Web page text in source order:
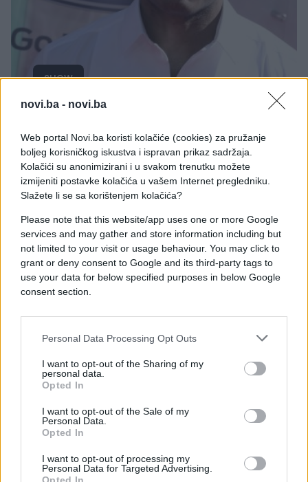
novi.ba - novi.ba
Web portal Novi.ba koristi kolačiće (cookies) za pružanje
boljeg korisničkog iskustva i ispravan prikaz sadržaja.
Kolačići su anonimizirani i u svakom trenutku možete
izmijeniti postavke kolačića u vašem Internet pregledniku.
Slažete li se sa korištenjem kolačića?
Please note that this website/app uses one or more Google
services and may gather and store information including but
not limited to your visit or usage behaviour. You may click to
grant or deny consent to Google and its third-party tags to
use your data for below specified purposes in below Google
consent section.
Personal Data Processing Opt Outs
I want to opt-out of the Sharing of my
personal data.
Opted In
I want to opt-out of the Sale of my
Personal Data.
Opted In
I want to opt-out of processing my
Personal Data for Targeted Advertising.
SHOW
Slavni pjevač uhapšen jer je NAKON KONCERTA
SILOVAO DJEVOJKU
Saznaj više
REGION
05.10.17. 17:06
prodavao marihuanu, a onda je pokušao da se
"izvadi" na smiješan način